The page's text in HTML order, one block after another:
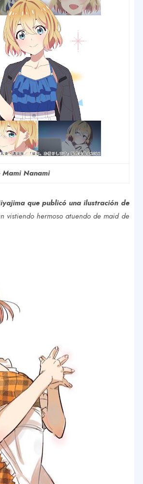
Nanami
que publicó una ilustración de
vistiendo hermoso atuendo de maid de